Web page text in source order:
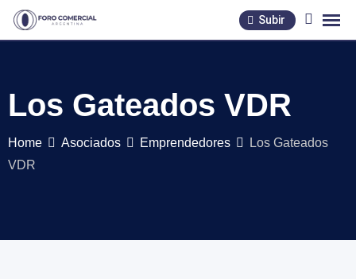
Skip
Subir
Los Gateados VDR
Home Asociados Emprendedores
Los Gateados
VDR